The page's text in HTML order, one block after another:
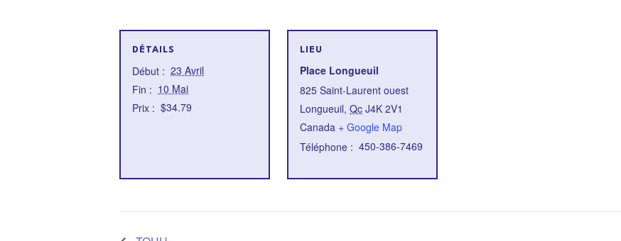
DÉTAILS
Début : 23 Avril
Fin : 10 Mai
Prix : $34.79
LIEU
Place Longueuil
825 Saint-Laurent ouest
Longueuil, Qc J4K 2V1
Canada + Google Map
Téléphone : 450-386-7469